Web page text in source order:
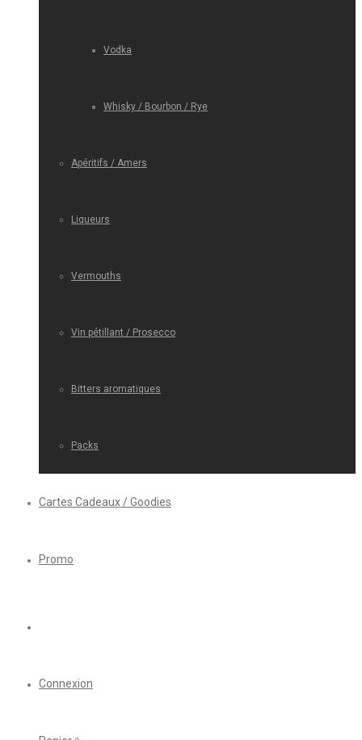
Vodka
Whisky / Bourbon / Rye
Apéritifs / Amers
Liqueurs
Vermouths
Vin pétillant / Prosecco
Bitters aromatiques
Packs
Cartes Cadeaux / Goodies
Promo
Connexion